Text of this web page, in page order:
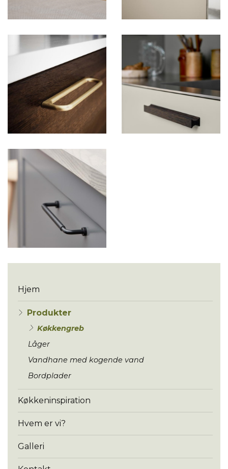
Menu
Hjem
Produkter
Køkkengreb
Låger
Vandhane med kogende vand
Bordplader
Køkkeninspiration
Hvem er vi?
Galleri